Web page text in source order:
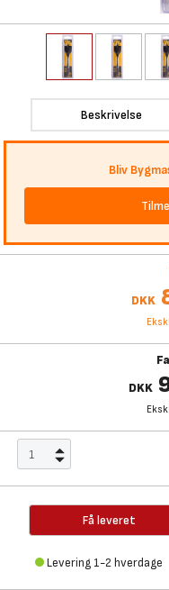
Beskrivelse
Bliv
DKK
DKK
Få leveret
Levering 1-2 hverdage